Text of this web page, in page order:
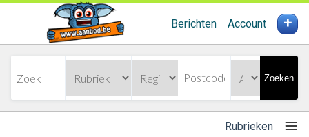
Berichten Account +
Zoeken
Rubrieken